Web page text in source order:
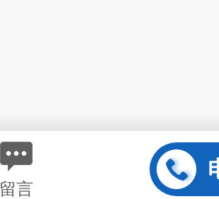
留言